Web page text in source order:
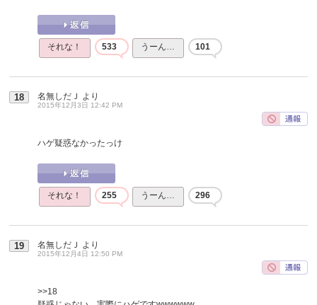
それな！ 533 うーん… 101
18 名無しだＪ より
2015年12月3日 12:42 PM
ハゲ疑惑なかったっけ
それな！ 255 うーん… 296
19 名無しだＪ より
2015年12月4日 12:50 PM
>>18